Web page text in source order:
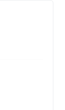
территория